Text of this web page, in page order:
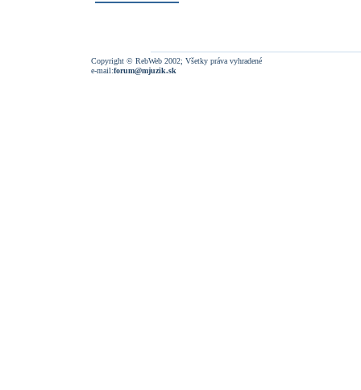
Copyright © RebWeb 2002; Všetky práva vyhradené
e-mail:forum@mjuzik.sk